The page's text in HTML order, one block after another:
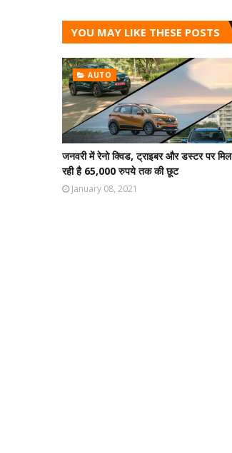
YOU MAY LIKE THESE POSTS
AUTO
जनवरी में रेनो क्विड, ट्राइबर और डस्टर पर मिल
रही है 65,000 रुपये तक की छूट
January 08, 2021